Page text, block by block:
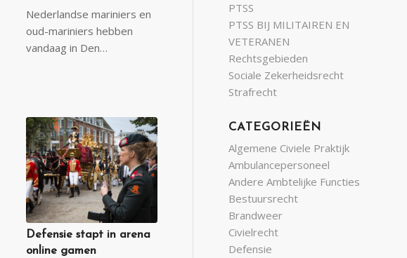
Nederlandse mariniers en
oud-mariniers hebben
vandaag in Den…
Defensie stapt in arena
online gamen
PTSS
PTSS BIJ MILITAIREN EN
VETERANEN
Rechtsgebieden
Sociale Zekerheidsrecht
Strafrecht
CATEGORIEËN
Algemene Civiele Praktijk
Ambulancepersoneel
Andere Ambtelijke Functies
Bestuursrecht
Brandweer
Civielrecht
Defensie